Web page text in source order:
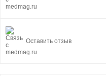
Оставить отзыв